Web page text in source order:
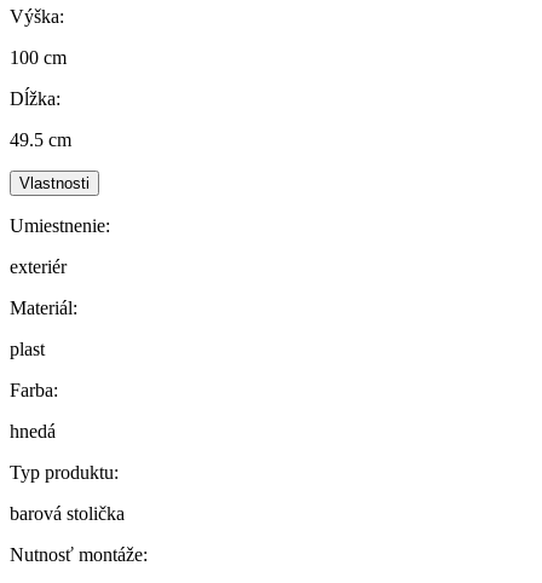
Výška:
100 cm
Dĺžka:
49.5 cm
Vlastnosti
Umiestnenie:
exteriér
Materiál:
plast
Farba:
hnedá
Typ produktu:
barová stolička
Nutnosť montáže: